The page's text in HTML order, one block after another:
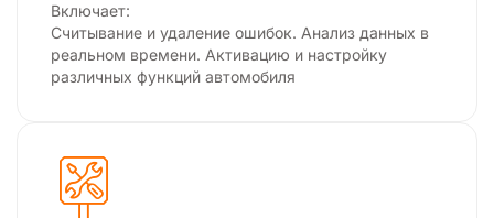
Включает:
Считывание и удаление ошибок. Анализ данных в
реальном времени. Активацию и настройку
различных функций автомобиля